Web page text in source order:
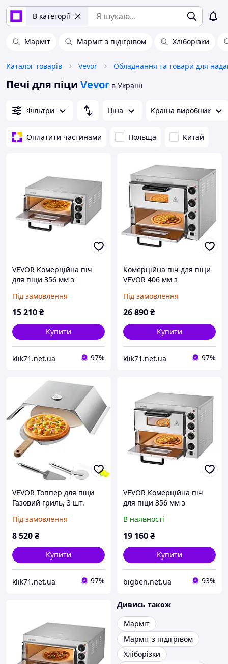
В категорії
Марміт Марміт з підігрівом Хліборізки
Каталог товарів Vevor
Печі для піци Vevor в Україні
Фільтри Ціна Країна виробник
Оплатити частинами Польща Китай
VEVOR Комерційна піч
для піци 356 мм з
електрична 3 ручки
772559
Під замовлення
15 210₴
Купити
klik71.net.ua 97%
Комерційна піч для піци
VEVOR 406 мм з
електрична 4 ручки
772561
Під замовлення
26 890₴
Купити
klik71.net.ua 97%
VEVOR Топпер для піци
Газовий гриль, 3 шт.
48x35x17 см Гриль на
вугіллі Піч для піци, 50-
Під замовлення
8 520₴
Купити
klik71.net.ua 97%
VEVOR Комерційна піч
для піци 356 мм з
електрична 4 ручки
522122
В наявності
19 160₴
Купити
bigben.net.ua 93%
Дивись також
Марміт
Марміт з підігрівом
Хліборізки